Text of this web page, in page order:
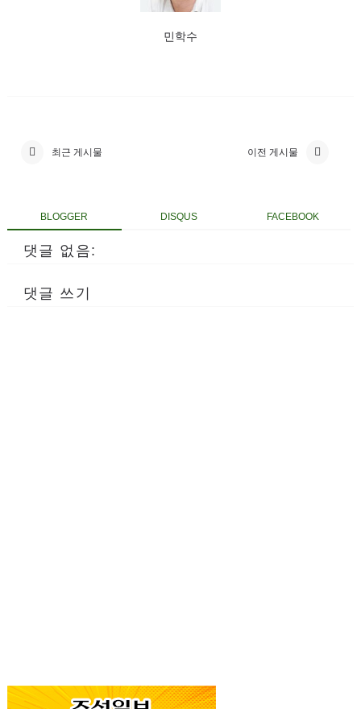
민학수
최근 게시물 이전 게시물
BLOGGER DISQUS FACEBOOK
댓글 없음:
댓글 쓰기